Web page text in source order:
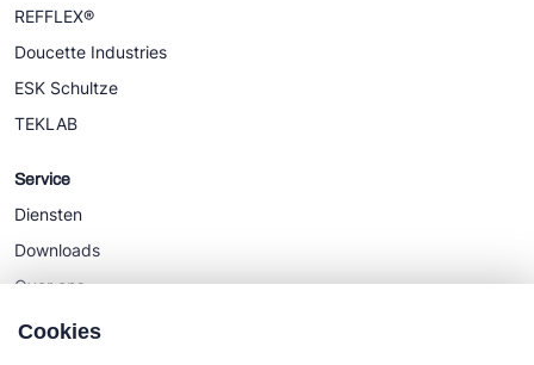
REFFLEX®
Doucette Industries
ESK Schultze
TEKLAB
Service
Diensten
Downloads
Over ons
Nieuws
Cookies